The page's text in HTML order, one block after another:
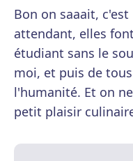
Bon on saaait,
attendant, elles
étudiant sans le
moi, et puis de
l'humanité. Et on
petit plaisir